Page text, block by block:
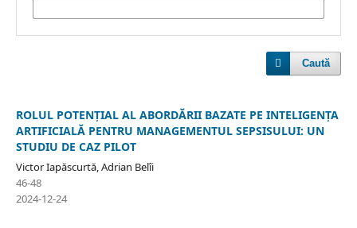
Caută
ROLUL POTENȚIAL AL ABORDĂRII BAZATE PE INTELIGENȚA
ARTIFICIALĂ PENTRU MANAGEMENTUL SEPSISULUI: UN
STUDIU DE CAZ PILOT
Victor Iapăscurtă, Adrian Belîi
46-48
2024-12-24